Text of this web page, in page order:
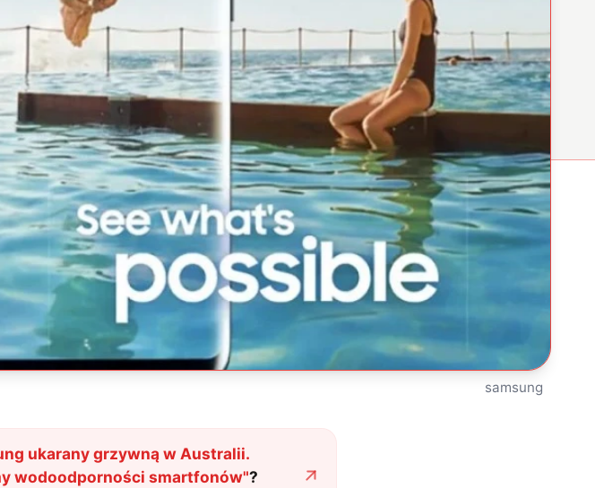
samsung
ukarany grzywną w Australii.
wodoodporności smartfonów"?